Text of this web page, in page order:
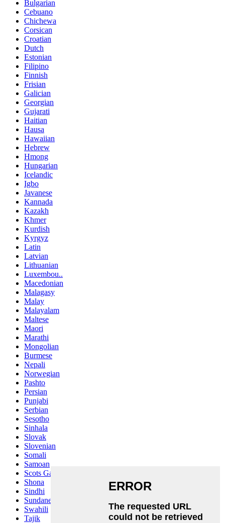
Bulgarian
Cebuano
Chichewa
Corsican
Croatian
Dutch
Estonian
Filipino
Finnish
Frisian
Galician
Georgian
Gujarati
Haitian
Hausa
Hawaiian
Hebrew
Hmong
Hungarian
Icelandic
Igbo
Javanese
Kannada
Kazakh
Khmer
Kurdish
Kyrgyz
Latin
Latvian
Lithuanian
Luxembou..
Macedonian
Malagasy
Malay
Malayalam
Maltese
Maori
Marathi
Mongolian
Burmese
Nepali
Norwegian
Pashto
Persian
Punjabi
Serbian
Sesotho
Sinhala
Slovak
Slovenian
Somali
Samoan
Scots Gaelic
Shona
Sindhi
Sundanese
Swahili
Tajik